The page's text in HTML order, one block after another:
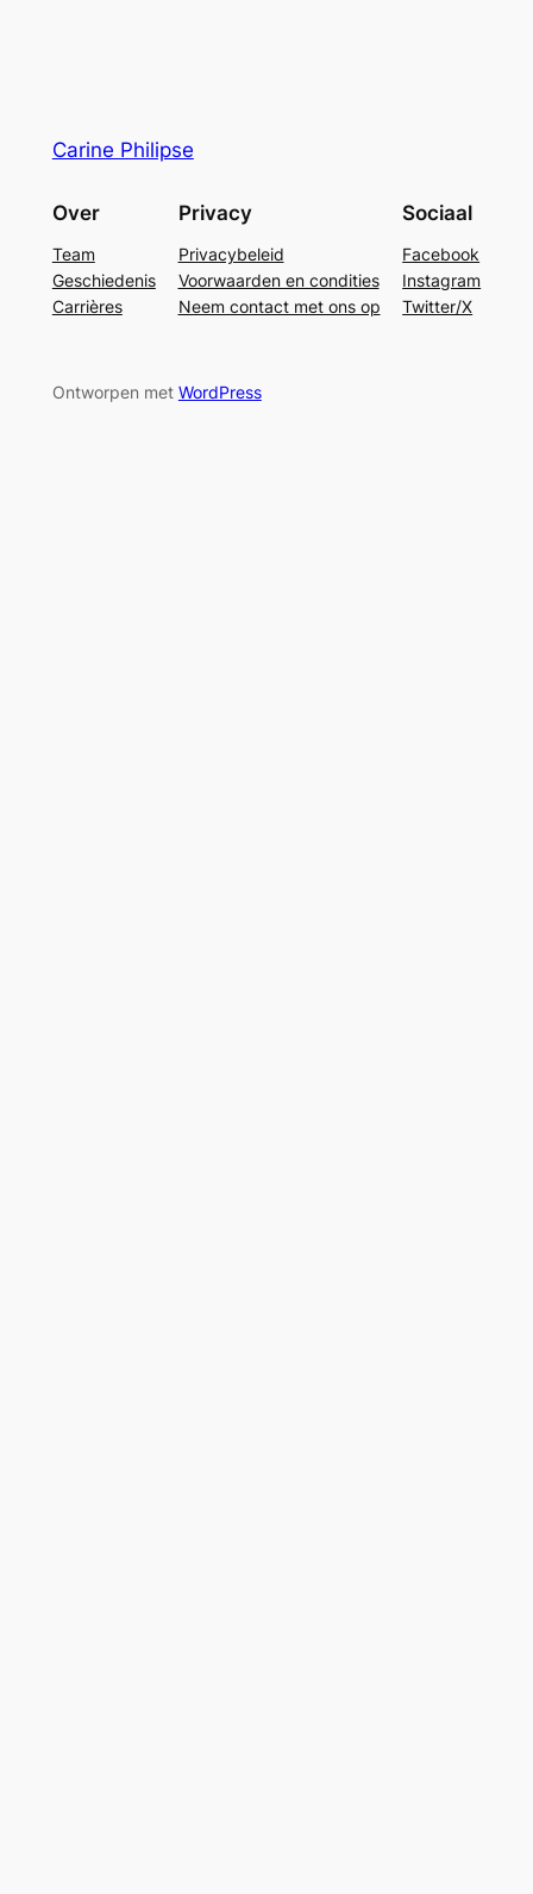
Carine Philipse
Over
Team
Geschiedenis
Carrières
Privacy
Privacybeleid
Voorwaarden en condities
Neem contact met ons op
Sociaal
Facebook
Instagram
Twitter/X
Ontworpen met WordPress